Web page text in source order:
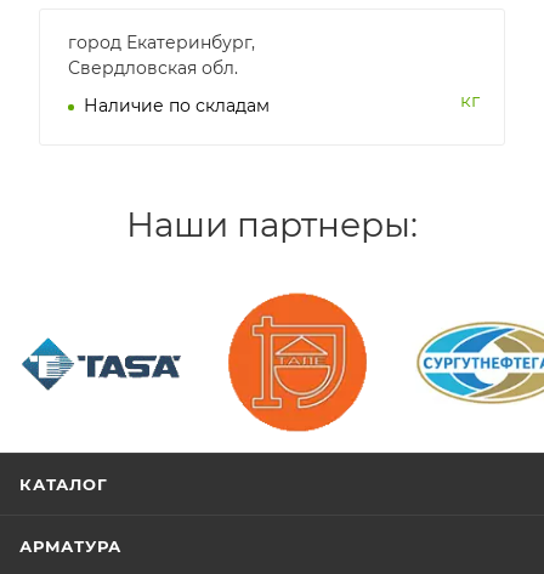
город Екатеринбург,
Свердловская обл.
Наличие по складам
кг
Наши партнеры:
КАТАЛОГ
АРМАТУРА